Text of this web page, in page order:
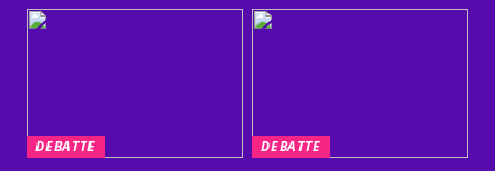
DEBATTE
DEBATTE